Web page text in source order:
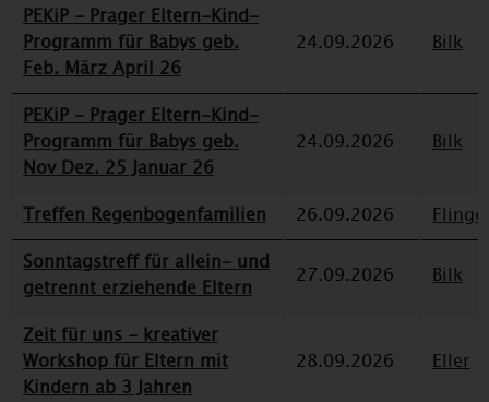
PEKiP - Prager Eltern-Kind-
Programm für Babys geb.
Feb. März April 26
24.09.2026 Bilk
PEKiP - Prager Eltern-Kind-
Programm für Babys geb.
Nov Dez. 25 Januar 26
24.09.2026 Bilk
Treffen Regenbogenfamilien 26.09.2026
Sonntagstreff für allein- und
getrennt erziehende Eltern
27.09.2026 Bilk
Zeit für uns - kreativer
Workshop für Eltern mit
Kindern ab 3 Jahren
28.09.2026 Eller